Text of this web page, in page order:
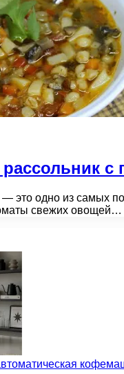
с
— это одно из самых
свежих овощей…